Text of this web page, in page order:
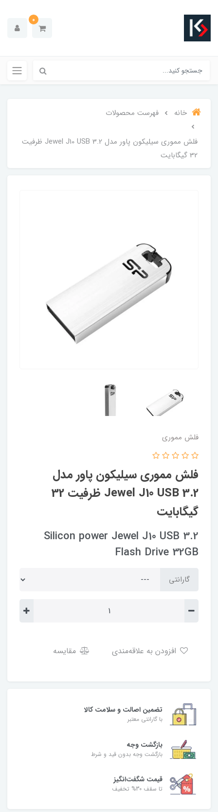
0
خانه فهرست محصولات
فلش مموری سیلیکون پاور مدل Jewel J10 USB 3.2 ظرفیت
32 گیگابایت
فلش مموری
فلش مموری سیلیکون پاور مدل
Jewel J10 USB 3.2 ظرفیت 32
گیگابایت
Silicon power Jewel J10 USB 3.2
Flash Drive 32GB
گارانتی
مقایسه
تضمین اصالت و سلامت کالا
با گارانتی معتبر
بازگشت وجه
بازگشت وجه بدون قید و شرط
قیمت شگفت‌انگیز
تا سقف 30% تخفیف